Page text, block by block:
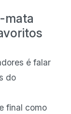
mata
é falar
do
final como